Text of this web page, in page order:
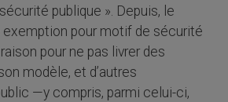
publique ». Depuis, le
pour motif de sécurité
pour ne pas livrer des
modèle, et d’autres
—y compris, parmi celui-ci,